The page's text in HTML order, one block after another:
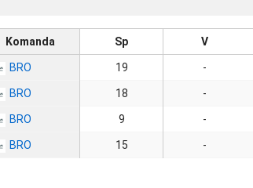
Komanda Sp V
BRO 19 -
BRO 18 -
BRO 9 -
BRO 15 -